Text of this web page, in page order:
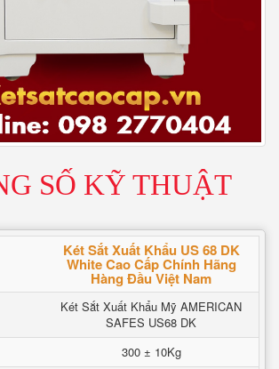
SỐ KỸ THUẬT
Két Sắt Xuất Khẩu US 68 DK
White Cao Cấp Chính Hãng
Hàng Đầu Việt Nam
Két Sắt Xuất Khẩu Mỹ AMERICAN
SAFES US68 DK
300 ± 10Kg